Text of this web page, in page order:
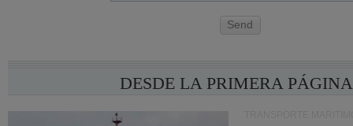
Send
DESDE LA PRIMERA PÁGINA